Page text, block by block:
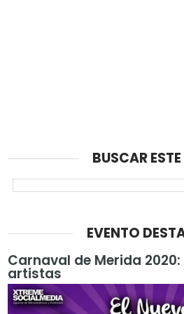
BUSCAR
EVENTO
Carnaval de Merida
artistas